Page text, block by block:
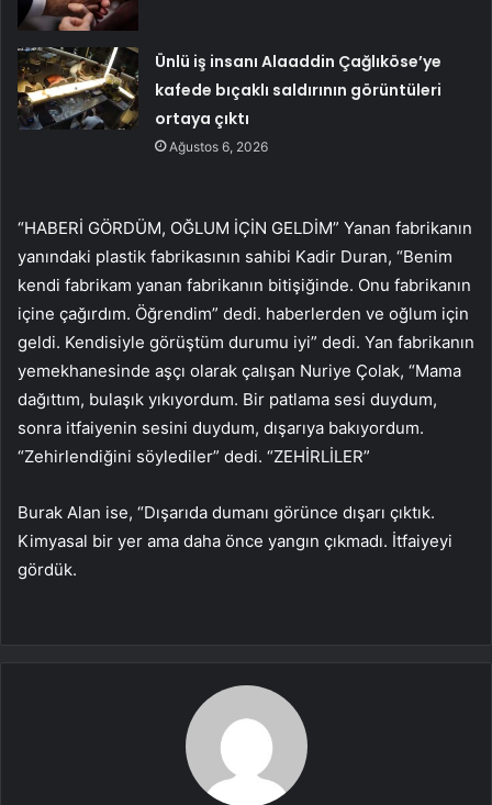
Ünlü iş insanı Alaaddin Çağlıköse’ye
kafede bıçaklı saldırının görüntüleri
ortaya çıktı
Ağustos 6, 2026
“HABERİ GÖRDÜM, OĞLUM İÇİN GELDİM” Yanan fabrikanın
yanındaki plastik fabrikasının sahibi Kadir Duran, “Benim
kendi fabrikam yanan fabrikanın bitişiğinde. Onu fabrikanın
içine çağırdım. Öğrendim” dedi. haberlerden ve oğlum için
geldi. Kendisiyle görüştüm durumu iyi” dedi. Yan fabrikanın
yemekhanesinde aşçı olarak çalışan Nuriye Çolak, “Mama
dağıttım, bulaşık yıkıyordum. Bir patlama sesi duydum,
sonra itfaiyenin sesini duydum, dışarıya bakıyordum.
“Zehirlendiğini söylediler” dedi. “ZEHİRLİLER”
Burak Alan ise, “Dışarıda dumanı görünce dışarı çıktık.
Kimyasal bir yer ama daha önce yangın çıkmadı. İtfaiyeyi
gördük.